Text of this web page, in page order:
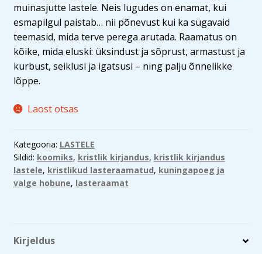
muinasjutte lastele. Neis lugudes on enamat, kui
esmapilgul paistab… nii põnevust kui ka sügavaid
teemasid, mida terve perega arutada. Raamatus on
kõike, mida eluski: üksindust ja sõprust, armastust ja
kurbust, seiklusi ja igatsusi – ning palju õnnelikke
lõppe.
Laost otsas
Kategooria: LASTELE
Sildid: koomiks, kristlik kirjandus, kristlik kirjandus
lastele, kristlikud lasteraamatud, kuningapoeg ja
valge hobune, lasteraamat
Kirjeldus